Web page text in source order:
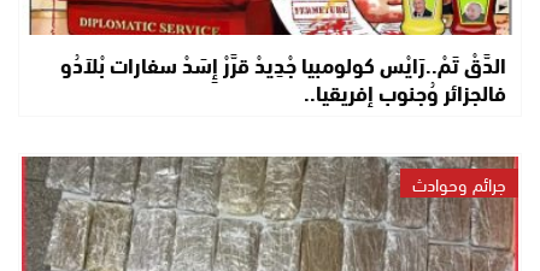
الدَّقْ تَمْ..رَايْس كولومبيا جْدِيدْ قرَّرْ إِسَدْ سفارات بْلاَدُو
فالجزائر وُجنوب إفريقيا..
جرائم وحوادث